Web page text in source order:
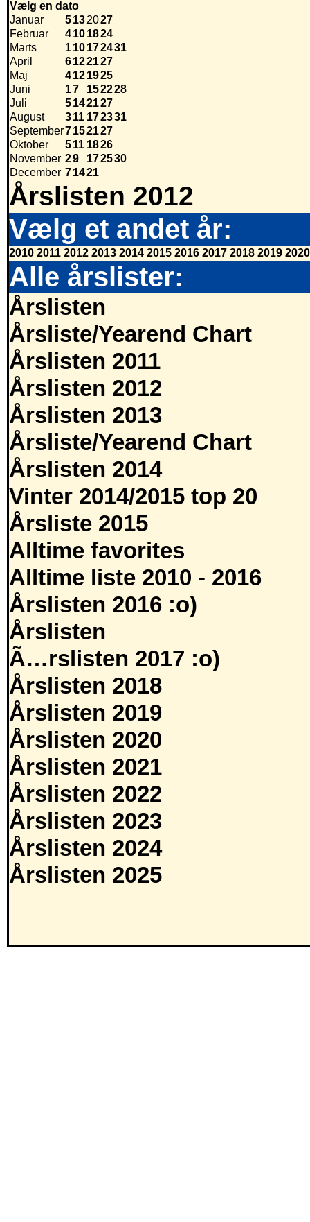
Vælg en dato
Januar
5132027
Februar
4101824
Marts
110172431
April
6122127
Maj
4121925
Juni
17 152228
Juli
5142127
August
311 172331
September7152127
Oktober
511 1826
November 29 172530
December 71421
Årslisten 2012
Vælg et andet år:
2010 2011 2012 2013 2014 2015 2016 2017 2018 2019 2020
Alle årslister:
Årslisten
Årsliste/Yearend Chart
Årslisten 2011
Årslisten 2012
Årslisten 2013
Årsliste/Yearend Chart
Årslisten 2014
Vinter 2014/2015 top 20
Årsliste 2015
Alltime favorites
Alltime liste 2010 - 2016
Årslisten 2016 :o)
Årslisten
Ã…rslisten 2017 :o)
Årslisten 2018
Årslisten 2019
Årslisten 2020
Årslisten 2021
Årslisten 2022
Årslisten 2023
Årslisten 2024
Årslisten 2025